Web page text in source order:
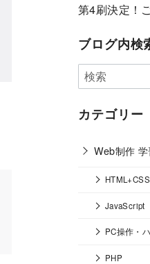
第4刷決定！
ブログ内検
カテゴリー
Web制作
HTML+CSS
JavaScript
PC操作・
PHP